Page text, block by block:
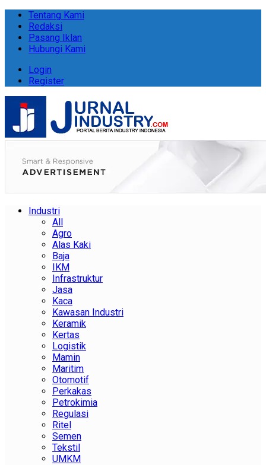
Tentang Kami
Redaksi
Pasang Iklan
Hubungi Kami
Login
Register
Industri
All
Agro
Alas Kaki
Baja
IKM
Infrastruktur
Jasa
Kaca
Kawasan Industri
Keramik
Kertas
Logistik
Mamin
Maritim
Otomotif
Perkakas
Petrokimia
Regulasi
Ritel
Semen
Tekstil
UMKM